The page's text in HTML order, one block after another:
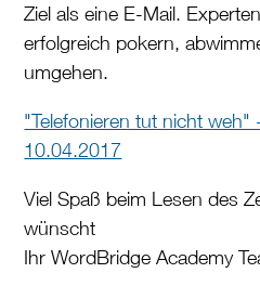
Ziel als eine E-Mail.
erfolgreich pokern,
umgehen.
"Telefonieren tut nicht
10.04.2017
Viel Spaß beim Lesen des
wünscht
Ihr WordBridge Academy